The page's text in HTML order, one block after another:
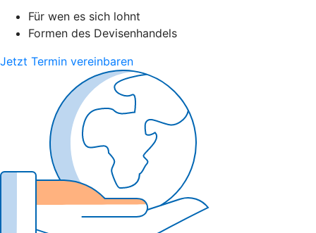
Für wen es sich lohnt
Formen des Devisenhandels
Jetzt Termin vereinbaren